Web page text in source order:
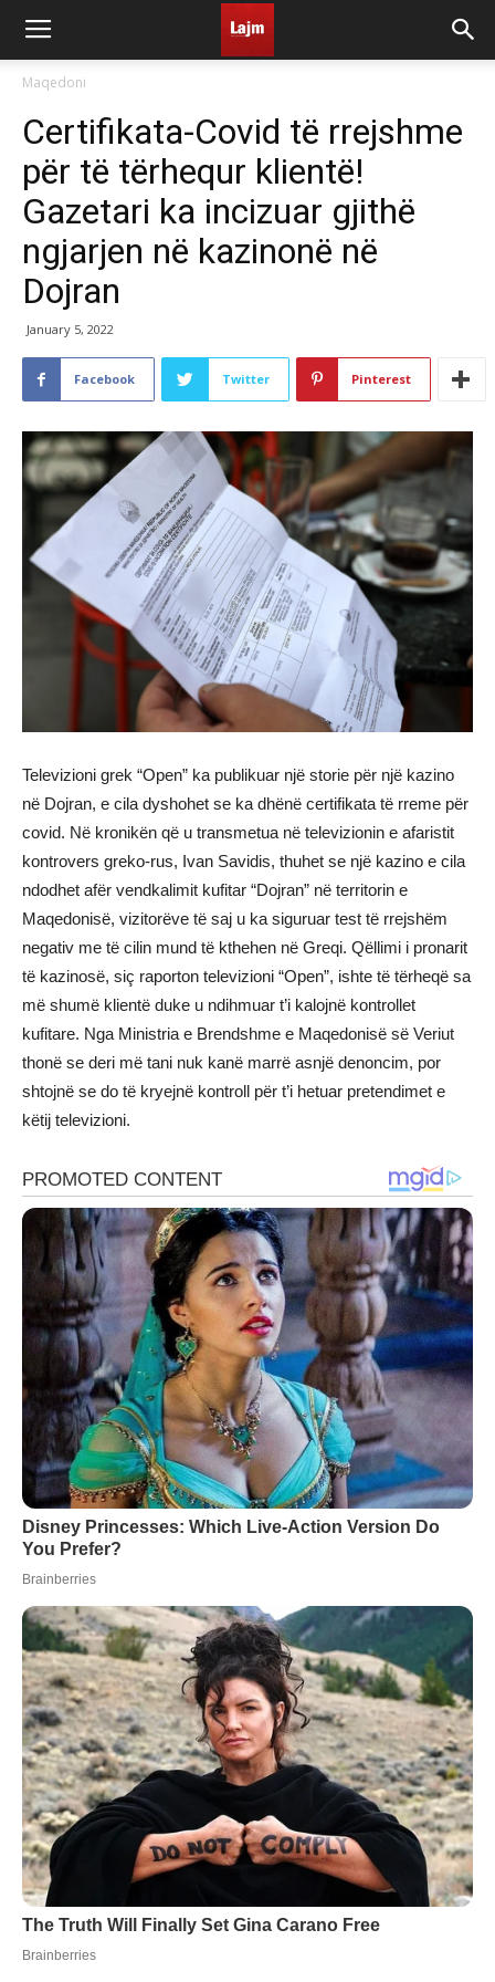
Maqedoni
Certifikata-Covid të rrejshme
për të tërhequr klientë!
Gazetari ka incizuar gjithë
ngjarjen në kazinonë në
Dojran
January 5, 2022
Facebook Twitter Pinterest
Televizioni grek “Open” ka publikuar një storie për një kazino
në Dojran, e cila dyshohet se ka dhënë certifikata të rreme për
covid. Në kronikën që u transmetua në televizionin e afaristit
kontrovers greko-rus, Ivan Savidis, thuhet se një kazino e cila
ndodhet afër vendkalimit kufitar “Dojran” në territorin e
Maqedonisë, vizitorëve të saj u ka siguruar test të rrejshëm
negativ me të cilin mund të kthehen në Greqi. Qëllimi i pronarit
të kazinosë, siç raporton televizioni “Open”, ishte të tërheqë sa
më shumë klientë duke u ndihmuar t’i kalojnë kontrollet
kufitare. Nga Ministria e Brendshme e Maqedonisë së Veriut
thonë se deri më tani nuk kanë marrë asnjë denoncim, por
shtojnë se do të kryejnë kontroll për t’i hetuar pretendimet e
këtij televizioni.